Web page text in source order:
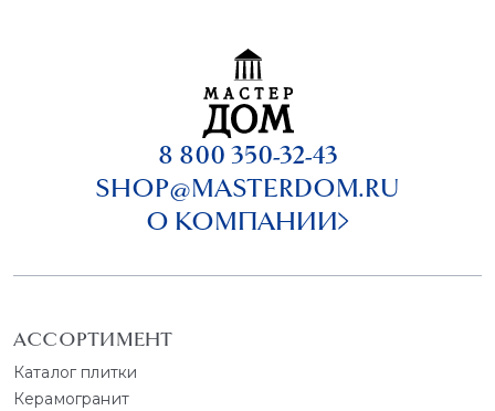
8 800 350-32-43
SHOP@MASTERDOM.RU
О КОМПАНИИ
АССОРТИМЕНТ
Каталог плитки
Керамогранит